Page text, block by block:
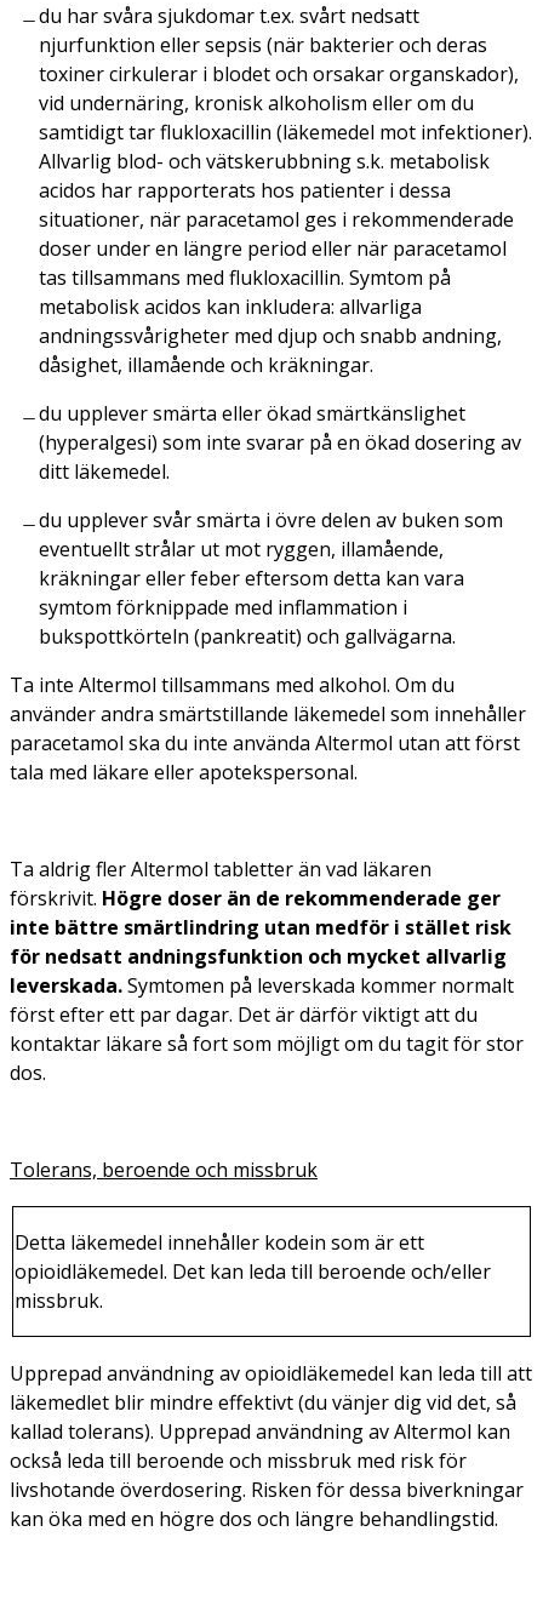
du har svåra sjukdomar t.ex. svårt nedsatt
njurfunktion eller sepsis (när bakterier och deras
toxiner cirkulerar i blodet och orsakar organskador),
vid undernäring, kronisk alkoholism eller om du
samtidigt tar flukloxacillin (läkemedel mot infektioner).
Allvarlig blod- och vätskerubbning s.k. metabolisk
acidos har rapporterats hos patienter i dessa
situationer, när paracetamol ges i rekommenderade
doser under en längre period eller när paracetamol
tas tillsammans med flukloxacillin. Symtom på
metabolisk acidos kan inkludera: allvarliga
andningssvårigheter med djup och snabb andning,
dåsighet, illamående och kräkningar.
du upplever smärta eller ökad smärtkänslighet
(hyperalgesi) som inte svarar på en ökad dosering av
ditt läkemedel.
du upplever svår smärta i övre delen av buken som
eventuellt strålar ut mot ryggen, illamående,
kräkningar eller feber eftersom detta kan vara
symtom förknippade med inflammation i
bukspottkörteln (pankreatit) och gallvägarna.
Ta inte Altermol tillsammans med alkohol. Om du
använder andra smärtstillande läkemedel som innehåller
paracetamol ska du inte använda Altermol utan att först
tala med läkare eller apotekspersonal.
Ta aldrig fler Altermol tabletter än vad läkaren
förskrivit. Högre doser än de rekommenderade ger
inte bättre smärtlindring utan medför i stället risk
för nedsatt andningsfunktion och mycket allvarlig
leverskada.Symtomen på leverskada kommer normalt
först efter ett par dagar. Det är därför viktigt att du
kontaktar läkare så fort som möjligt om du tagit för stor
dos.
Tolerans, beroende och missbruk
Detta läkemedel innehåller kodein som är ett
opioidläkemedel. Det kan leda till beroende och/eller
missbruk.
Upprepad användning av opioidläkemedel kan leda till att
läkemedlet blir mindre effektivt (du vänjer dig vid det, så
kallad tolerans). Upprepad användning av Altermol kan
också leda till beroende och missbruk med risk för
livshotande överdosering. Risken för dessa biverkningar
kan öka med en högre dos och längre behandlingstid.